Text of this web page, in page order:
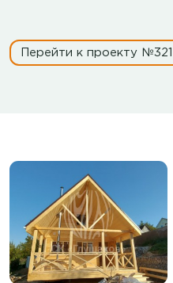
Перейти к проекту №321